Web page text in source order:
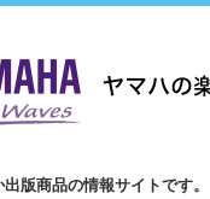
版商品の情報サイトです。